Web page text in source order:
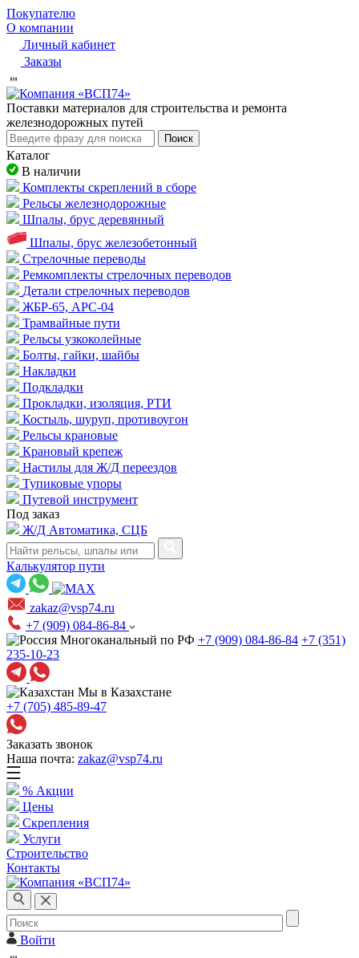
Покупателю
О компании
Личный кабинет
Заказы
Пocтaвки мaтepиaлoв для cтpoитeльcтвa и peмoнтa
жeлeзнoдopoжныx путeй
Поиск
Каталог
В наличии
Комплекты скреплений в сборе
Рельсы железнодорожные
Шпалы, брус деревянный
Шпалы, брус железобетонный
Стрелочные переводы
Ремкомплекты стрелочных переводов
Детали стрелочных переводов
ЖБР-65, АРС-04
Трамвайные пути
Рельсы узкоколейные
Болты, гайки, шайбы
Накладки
Подкладки
Прокладки, изоляция, РТИ
Костыль, шуруп, противоугон
Рельсы крановые
Крановый крепеж
Настилы для Ж/Д переездов
Тупиковые упоры
Путевой инструмент
Под заказ
Ж/Д Автоматика, СЦБ
Калькулятор пути
zakaz@vsp74.ru
+7 (909) 084-86-84
Многоканальный по РФ +7 (909) 084-86-84 +7 (351)
235-10-23
Мы в Казахстане
+7 (705) 485-89-47
Заказать звонок
Наша почта: zakaz@vsp74.ru
% Акции
Цены
Скрепления
Услуги
Строительство
Контакты
Войти